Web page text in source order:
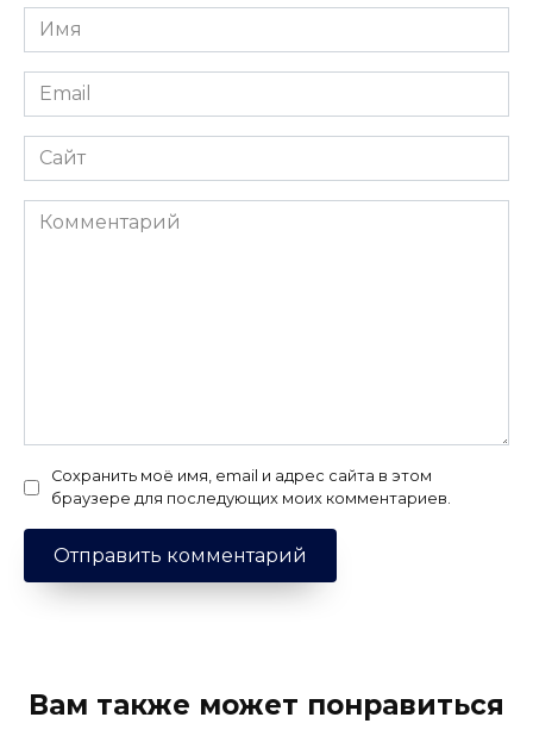
Имя
*
Email
*
Сайт
Комментарий
Сохранить моё имя, email и адрес сайта в этом
браузере для последующих моих комментариев.
Вам также может понравиться